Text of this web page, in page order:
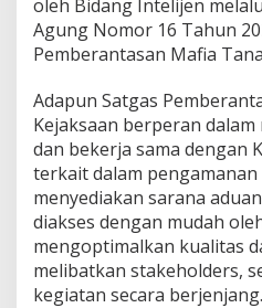
oleh Bidang Intelijen
Agung Nomor 16 Tahun
Pemberantasan Mafia
Adapun Satgas
Kejaksaan berperan
dan bekerja sama dengan
terkait dalam
menyediakan sarana
diakses dengan mudah
mengoptimalkan kualitas
melibatkan stakeholders,
kegiatan secara berjenjang.